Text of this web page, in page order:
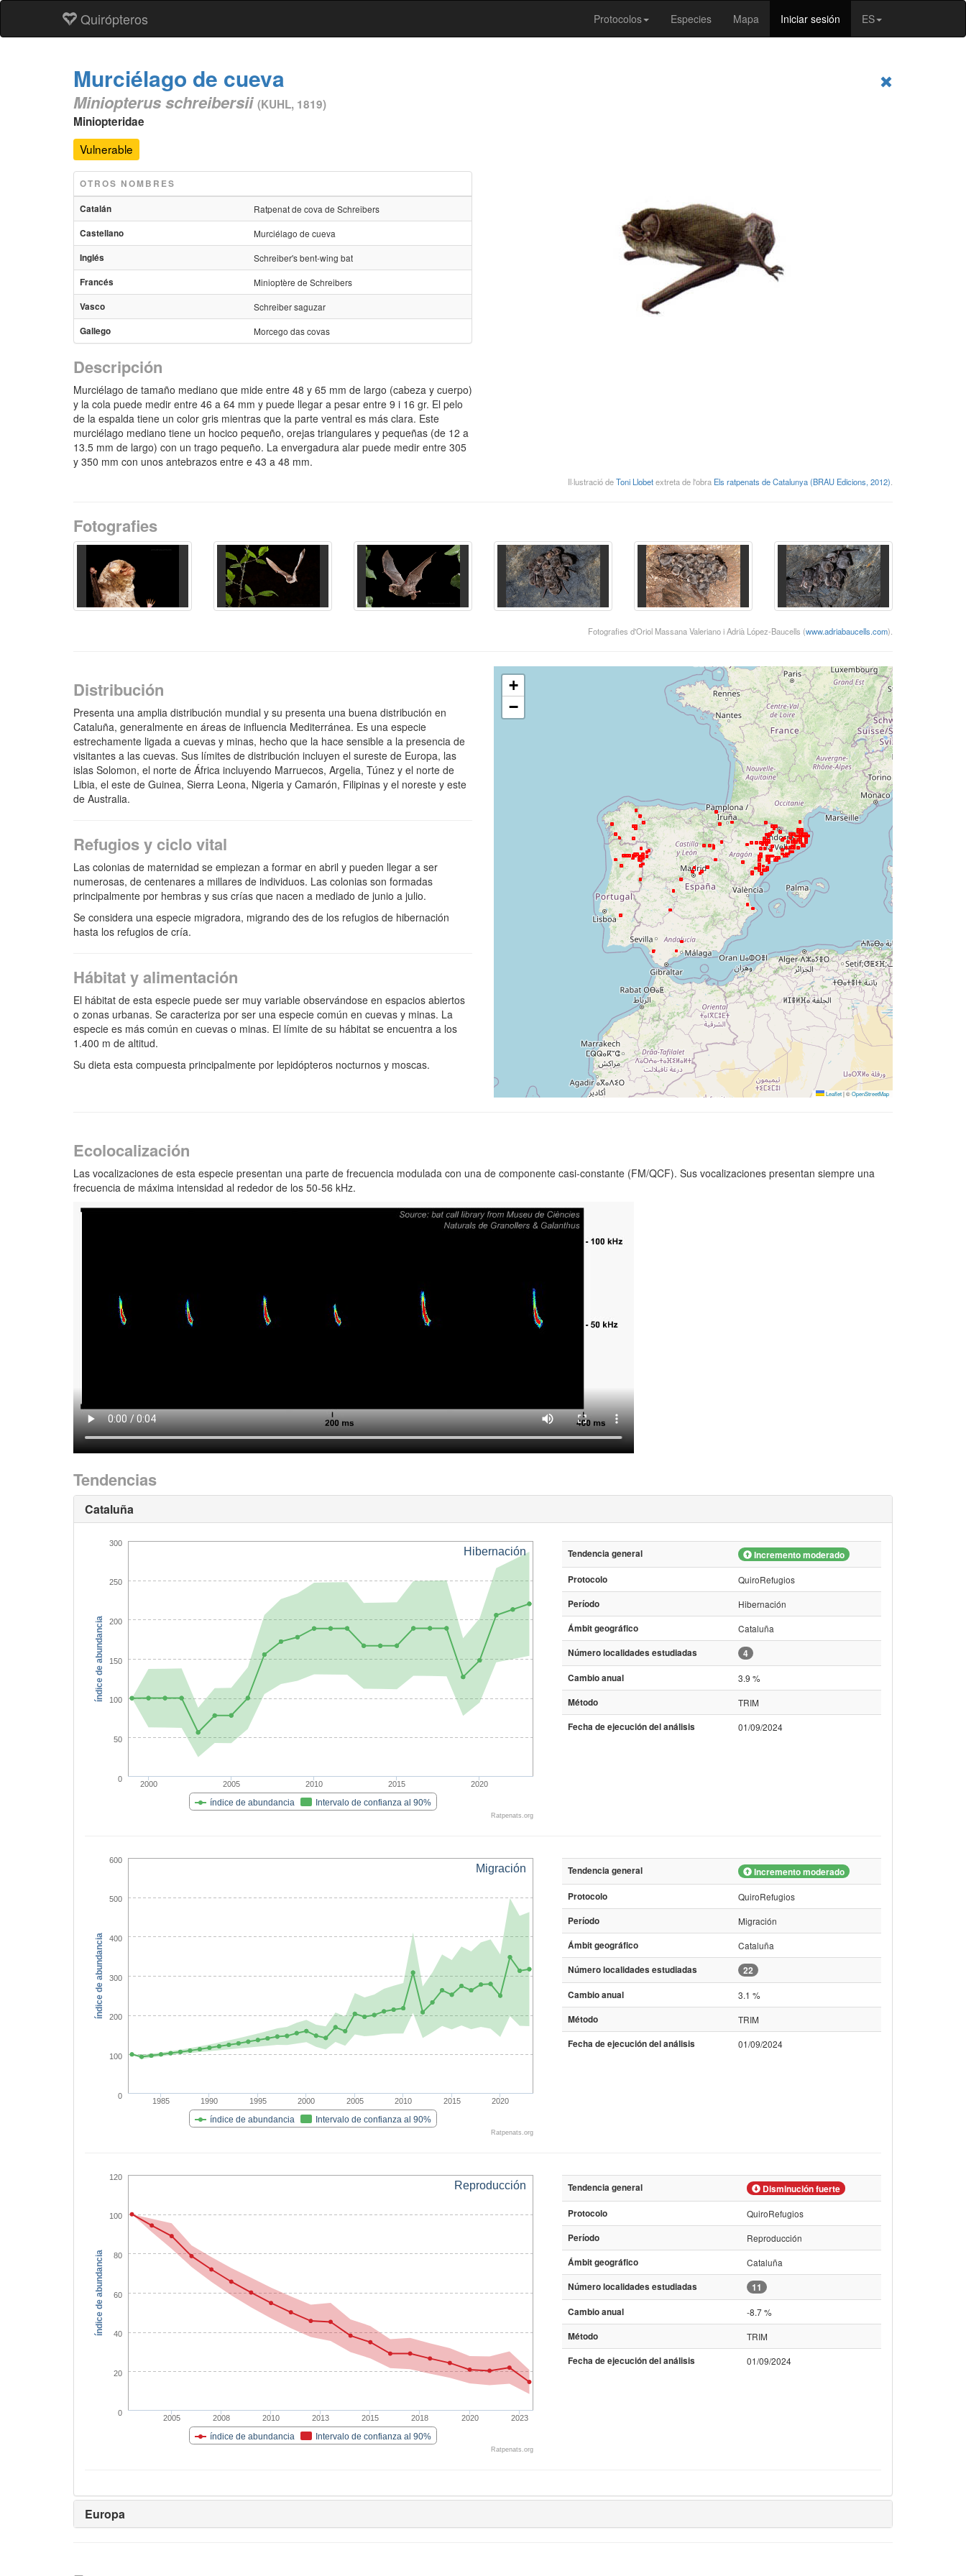
Quirópteros ES
Protocolos Especies Mapa Iniciar sesión
Murciélago de cueva
Miniopterus schreibersii (KUHL, 1819)
Miniopteridae
Vulnerable
OTROS NOMBRES
Catalán
Ratpenat de cova de Schreibers
Castellano
Murciélago de cueva
Inglés
Schreiber's bent-wing bat
Francés
Minioptère de Schreibers
Vasco
Schreiber saguzar
Gallego
Morcego das covas
Descripción
Murciélago de tamaño mediano que mide entre 48 y 65 mm de largo (cabeza y cuerpo)
y la cola puede medir entre 46 a 64 mm y puede llegar a pesar entre 9 i 16 gr. El pelo
de la espalda tiene un color gris mientras que la parte ventral es más clara. Este
murciélago mediano tiene un hocico pequeño, orejas triangulares y pequeñas (de 12 a
13.5 mm de largo) con un trago pequeño. La envergadura alar puede medir entre 305
y 350 mm con unos antebrazos entre e 43 a 48 mm.
Il·lustració deToni Llobetextreta de l'obra Els ratpenats de Catalunya (BRAU Edicions, 2012)
Fotografies
Fotografies d'Oriol Massana Valeriano i Adrià López-Baucells (www.adriabaucells.com).
+
−
Leaflet|©OpenStreetMap
Distribución
Presenta una amplia distribución mundial y su presenta una buena distribución en
Cataluña, generalmente en áreas de influencia Mediterránea. Es una especie
estrechamente ligada a cuevas y minas, hecho que la hace sensible a la presencia de
visitantes a las cuevas. Sus límites de distribución incluyen el sureste de Europa, las
islas Solomon, el norte de África incluyendo Marruecos, Argelia, Túnez y el norte de
Libia, el este de Guinea, Sierra Leona, Nigeria y Camarón, Filipinas y el noreste y este
de Australia.
Refugios y ciclo vital
Las colonias de maternidad se empiezan a formar en abril y pueden llegar a ser
numerosas, de centenares a millares de individuos. Las colonias son formadas
principalmente por hembras y sus crías que nacen a mediado de junio a julio.
Se considera una especie migradora, migrando des de los refugios de hibernación
hasta los refugios de cría.
Hábitat y alimentación
El hábitat de esta especie puede ser muy variable observándose en espacios abiertos
o zonas urbanas. Se caracteriza por ser una especie común en cuevas y minas. La
especie es más común en cuevas o minas. El límite de su hábitat se encuentra a los
1.400 m de altitud.
Su dieta esta compuesta principalmente por lepidópteros nocturnos y moscas.
Ecolocalización
Las vocalizaciones de esta especie presentan una parte de frecuencia modulada con una de componente casi-constante (FM/QCF). Sus vocalizaciones presentan siempre una
frecuencia de máxima intensidad al rededor de los 50-56 kHz.
Tendencias
Cataluña
índice de abundancia
Hibernación
índice de abundancia Intervalo de confianza al 90%
2000 2005 2010 2015 2020
0
50
100
150
200
250
300
Ratpenats.org
Tendencia general Incremento moderado
Protocolo
QuiroRefugios
Período
Hibernación
Ámbit geográfico
Cataluña
Número localidades estudiadas
4
Cambio anual
3.9 %
Método
TRIM
Fecha de ejecución del análisis
01/09/2024
índice de abundancia
Migración
índice de abundancia Intervalo de confianza al 90%
1985 1990 1995 2000 2005 2010 2015 2020
0
100
200
300
400
500
600
Ratpenats.org
Tendencia general Incremento moderado
Protocolo
QuiroRefugios
Período
Migración
Ámbit geográfico
Cataluña
Número localidades estudiadas
22
Cambio anual
3.1 %
Método
TRIM
Fecha de ejecución del análisis
01/09/2024
índice de abundancia
Reproducción
índice de abundancia Intervalo de confianza al 90%
2005 2008 2010 2013 2015 2018 2020 2023
0
20
40
60
80
100
120
Ratpenats.org
Tendencia general Disminución fuerte
Protocolo
QuiroRefugios
Período
Reproducción
Ámbit geográfico
Cataluña
Número localidades estudiadas
11
Cambio anual
-8.7 %
Método
TRIM
Fecha de ejecución del análisis
01/09/2024
Europa